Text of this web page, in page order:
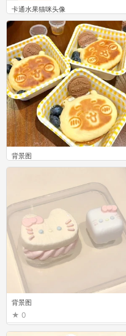
卡通水果猫咪头像
0
背景图
0
背景图
0